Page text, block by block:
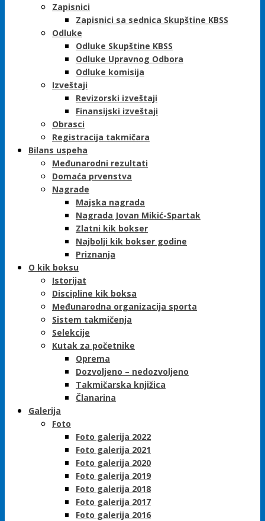
Zapisnici
Zapisnici sa sednica Skupštine KBSS
Odluke
Odluke Skupštine KBSS
Odluke Upravnog Odbora
Odluke komisija
Izveštaji
Revizorski izveštaji
Finansijski izveštaji
Obrasci
Registracija takmičara
Bilans uspeha
Međunarodni rezultati
Domaća prvenstva
Nagrade
Majska nagrada
Nagrada Jovan Mikić-Spartak
Zlatni kik bokser
Najbolji kik bokser godine
Priznanja
O kik boksu
Istorijat
Discipline kik boksa
Međunarodna organizacija sporta
Sistem takmičenja
Selekcije
Kutak za početnike
Oprema
Dozvoljeno – nedozvoljeno
Takmičarska knjižica
Članarina
Galerija
Foto
Foto galerija 2022
Foto galerija 2021
Foto galerija 2020
Foto galerija 2019
Foto galerija 2018
Foto galerija 2017
Foto galerija 2016